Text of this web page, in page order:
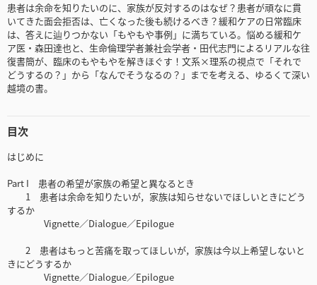
患者は余命を知りたいのに、家族が反対するのはなぜ？患者が頑なに貫
いてきた面会拒否は、亡くなった後も続けるべき？緩和ケアの日常臨床
は、答えに辿りつかない「もやもや事例」に満ちている。悩める緩和ケ
ア医・森田達也と、生命倫理学者兼社会学者・田代志門によるリアルな往
復書簡が、臨床のもやもやを解きほぐす！文系×理系の視点で「それで
どうするの？」から「なんでそうなるの？」までを考える、ゆるくて深い
越境の書。
目次
はじめに
Part I 患者の希望が家族の希望と異なるとき
1 患者は余命を知りたいが，家族は知らせないでほしいときにどう
するか
Vignette／Dialogue／Epilogue
2 患者はもっと苦痛を取ってほしいが，家族は今以上希望しないと
きにどうするか
Vignette／Dialogue／Epilogue